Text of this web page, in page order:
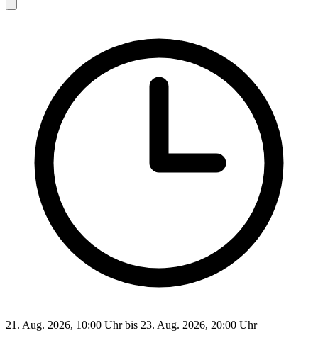
21. Aug. 2026, 10:00 Uhr bis 23. Aug. 2026, 20:00 Uhr